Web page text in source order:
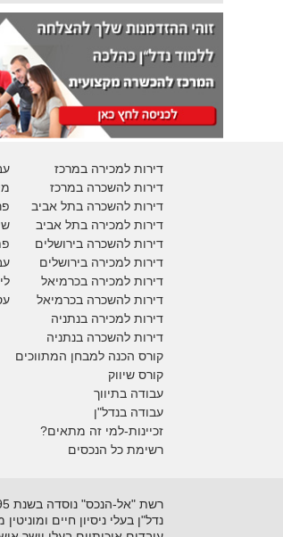
דירות למכירה במרכז
דירות להשכרה במרכז
דירות להשכרה בתל אביב
דירות למכירה בתל אביב
דירות להשכרה בירושלים
דירות למכירה בירושלים
דירות למכירהבכרמיאל
דירות להשכרהבכרמיאל
דירות למכירה בנתניה
דירות להשכרה בנתניה
קורס הכנה למבחן המתווכים
קורס שיווק
עבודה בתיווך
עבודה בנדל"ן
זכיינות-למי זה מתאים?
ש
רשימת כל הנכסים
נדל"ן בעלי ניסיון חיים